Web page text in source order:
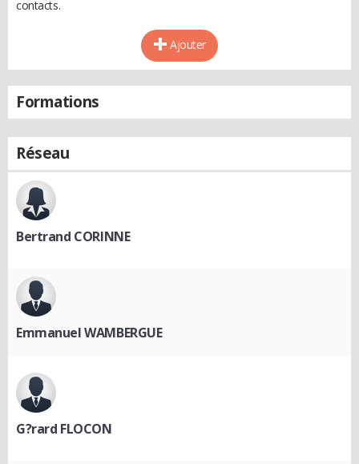
contacts.
Ajouter
Formations
Réseau
Bertrand CORINNE
Emmanuel WAMBERGUE
G?rard FLOCON